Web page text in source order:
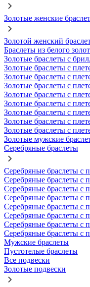
Золотые женские
Золотой женский
Браслеты из белого
Золотые браслеты с
Золотые браслеты с
Золотые браслеты с
Золотые браслеты с
Золотые браслеты с
Золотые браслеты с
Золотые браслеты с
Золотые браслеты с
Золотые браслеты с
Золотые мужские
Серебряные браслеты
Серебряные браслеты с
Серебряные браслеты с
Серебряные браслеты с
Серебряные браслеты с
Серебряные браслеты с
Серебряные браслеты с
Серебряные браслеты с
Серебряные браслеты с
Мужские браслеты
Пустотелые браслеты
Все подвески
Золотые подвески